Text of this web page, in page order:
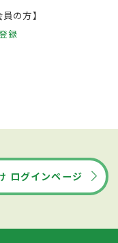
の方】
録
ログインページ